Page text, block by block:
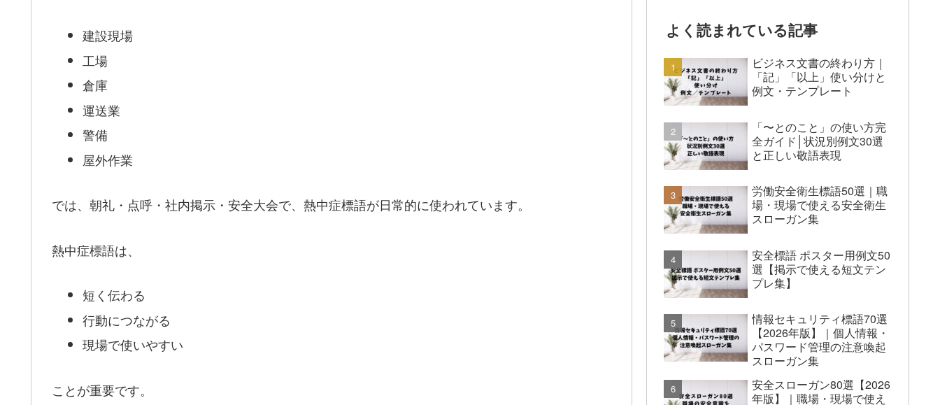
建設現場
工場
倉庫
運送業
警備
屋外作業
では、朝礼・点呼・社内掲示・安全大会で、熱中症標語が日常的に使われています。
熱中症標語は、
短く伝わる
行動につながる
現場で使いやすい
ことが重要です。
よく読まれている記事
ビジネス文書の終わり方｜
「記」「以上」使い分けと
例文・テンプレート
「〜とのこと」の使い方完
全ガイド│状況別例文30選
と正しい敬語表現
労働安全衛生標語50選｜職
場・現場で使える安全衛生
スローガン集
安全標語 ポスター用例文50
選【掲示で使える短文テン
プレ集】
情報セキュリティ標語70選
【2026年版】｜個人情報・
パスワード管理の注意喚起
スローガン集
安全スローガン80選【2026
年版】｜職場・現場で使え